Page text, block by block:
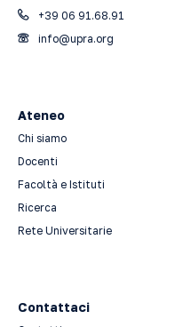
+39 06 91.68.91
info@upra.org
Ateneo
Chi siamo
Docenti
Facoltà e Istituti
Ricerca
Rete Universitarie
Contattaci